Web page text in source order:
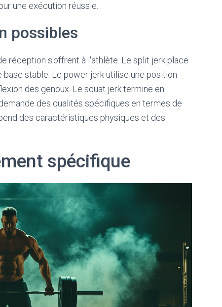
une exécution réussie.
possibles
réception s'offrent à l'athlète. Le split jerk place
stable. Le power jerk utilise une position
des genoux. Le squat jerk termine en
des qualités spécifiques en termes de
des caractéristiques physiques et des
spécifique